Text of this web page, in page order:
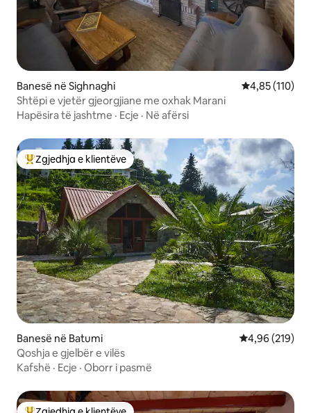
Banesë në Sighnaghi Vlerësimi
4,85 (110)
Shtëpi e vjetër gjeorgjiane me oxhak Marani
Hapësira të jashtme · Ecje · Në afërsi
Më të mirat e zgjedhjeve të klientëve
Zgjedhja e klientëve
Banesë në Batumi Vlerësimi
4,96 (219)
Qoshja e gjelbër e vilës
Kafshë · Ecje · Oborr i pasmë